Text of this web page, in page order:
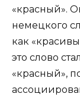
«красный».
немецкого
как
это слово
«красный»,